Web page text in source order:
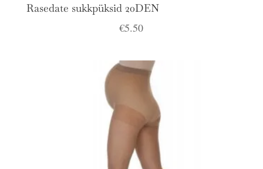
Rasedate sukkpüksid 20DEN
€5.50